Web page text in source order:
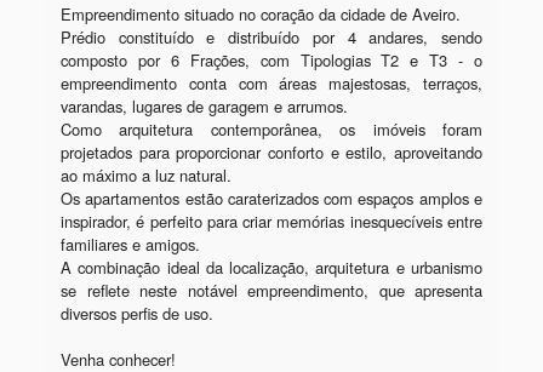
Empreendimento situado no coração da cidade de Aveiro.
Prédio constituído e distribuído por 4 andares, sendo
composto por 6 Frações, com Tipologias T2 e T3 - o
empreendimento conta com áreas majestosas, terraços,
varandas, lugares de garagem e arrumos.
Como arquitetura contemporânea, os imóveis foram
projetados para proporcionar conforto e estilo, aproveitando
ao máximo a luz natural.
Os apartamentos estão caraterizados com espaços amplos e
inspirador, é perfeito para criar memórias inesquecíveis entre
familiares e amigos.
A combinação ideal da localização, arquitetura e urbanismo
se reflete neste notável empreendimento, que apresenta
diversos perfis de uso.
Venha conhecer!